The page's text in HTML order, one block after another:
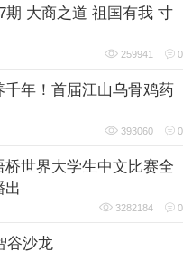
期 大商之道 祖国有我 寸
259941 0
千年！首届江山乌骨鸡药
393060 0
世界大学生中文比赛全
出
3282184 0
谷沙龙